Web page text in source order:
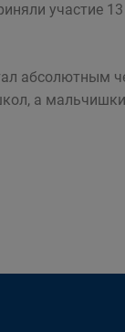
участие
абсолютным
а